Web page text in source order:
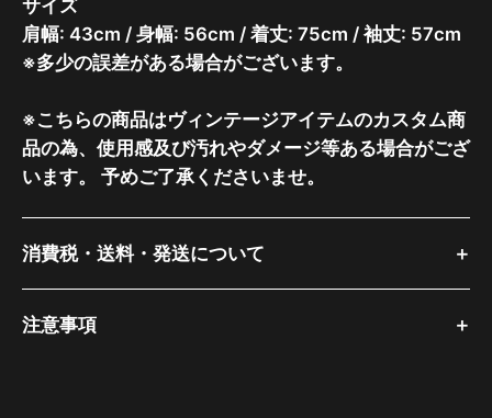
サイズ
肩幅: 43cm / 身幅: 56cm / 着丈: 75cm / 袖丈: 57cm
※多少の誤差がある場合がございます。
※こちらの商品はヴィンテージアイテムのカスタム商
品の為、使用感及び汚れやダメージ等ある場合がござ
います。 予めご了承くださいませ。
消費税・送料・発送について
注意事項